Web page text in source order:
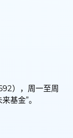
），周一至周
基金”。